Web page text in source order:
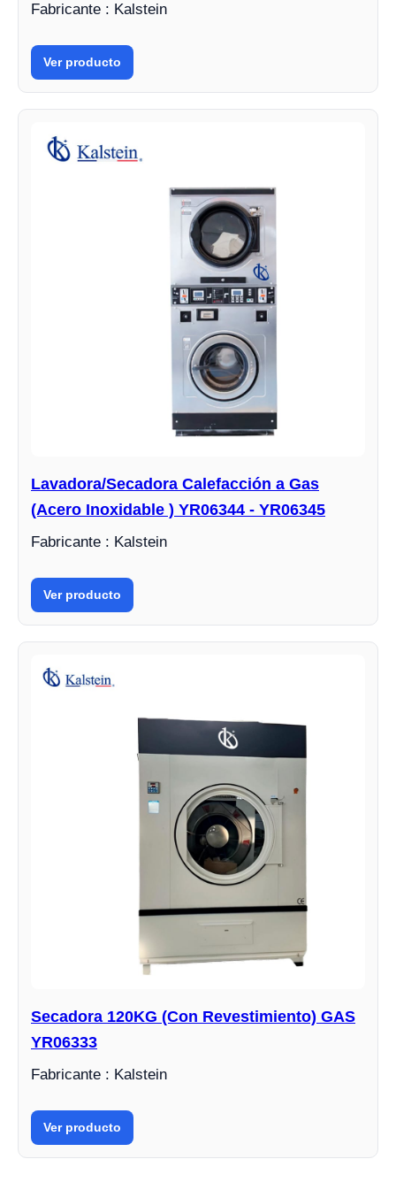
Fabricante : Kalstein
Ver producto
Lavadora/Secadora Calefacción a Gas
(Acero Inoxidable ) YR06344 - YR06345
Fabricante : Kalstein
Ver producto
Secadora 120KG (Con Revestimiento) GAS
YR06333
Fabricante : Kalstein
Ver producto